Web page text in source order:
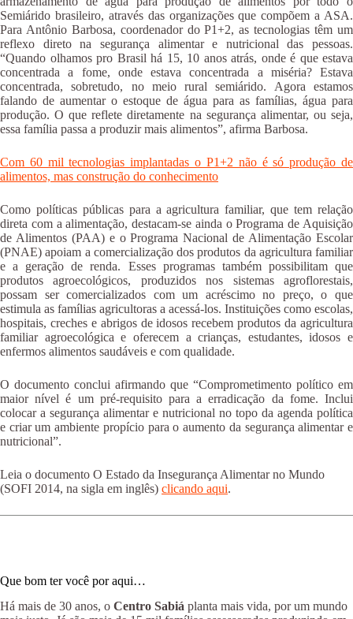
Semiárido brasileiro, através das organizações que compõem a ASA.
Para Antônio Barbosa, coordenador do P1+2, as tecnologias têm um
reflexo direto na segurança alimentar e nutricional das pessoas.
“Quando olhamos pro Brasil há 15, 10 anos atrás, onde é que estava
concentrada a fome, onde estava concentrada a miséria? Estava
concentrada, sobretudo, no meio rural semiárido. Agora estamos
falando de aumentar o estoque de água para as famílias, água para
produção. O que reflete diretamente na segurança alimentar, ou seja,
essa família passa a produzir mais alimentos”, afirma Barbosa.
Com 60 mil tecnologias implantadas o P1+2 não é só produção de
alimentos, mas construção do conhecimento
Como políticas públicas para a agricultura familiar, que tem relação
direta com a alimentação, destacam-se ainda o Programa de Aquisição
de Alimentos (PAA) e o Programa Nacional de Alimentação Escolar
(PNAE) apoiam a comercialização dos produtos da agricultura familiar
e a geração de renda. Esses programas também possibilitam que
produtos agroecológicos, produzidos nos sistemas agroflorestais,
possam ser comercializados com um acréscimo no preço, o que
estimula as famílias agricultoras a acessá-los. Instituições como escolas,
hospitais, creches e abrigos de idosos recebem produtos da agricultura
familiar agroecológica e oferecem a crianças, estudantes, idosos e
enfermos alimentos saudáveis e com qualidade.
O documento conclui afirmando que “Comprometimento político em
maior nível é um pré-requisito para a erradicação da fome. Inclui
colocar a segurança alimentar e nutricional no topo da agenda política
e criar um ambiente propício para o aumento da segurança alimentar e
nutricional”.
Leia o documento O Estado da Insegurança Alimentar no Mundo
(SOFI 2014, na sigla em inglês) clicando aqui.
Que bom ter você por aqui…
Há mais de 30 anos, o Centro Sabiá planta mais vida, por um mundo